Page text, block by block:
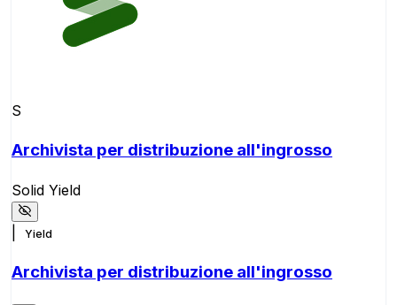
S
Archivista per distribuzione all'ingrosso
Solid Yield
Yield
Archivista per distribuzione all'ingrosso